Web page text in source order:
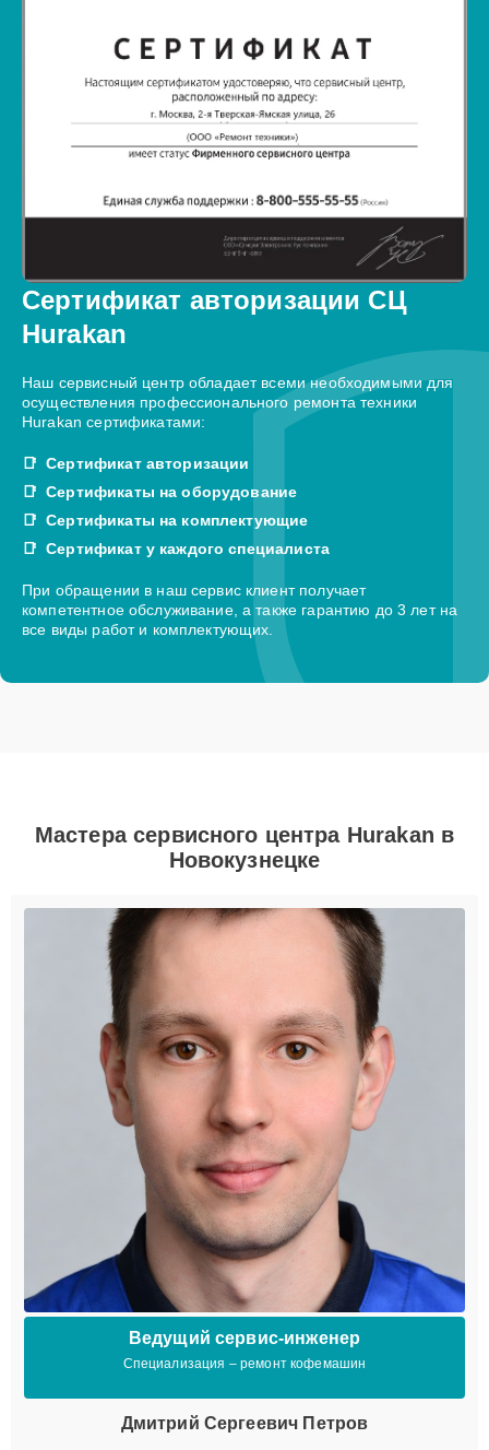
Сертификат авторизации СЦ
Hurakan
Наш сервисный центр обладает всеми необходимыми для
осуществления профессионального ремонта техники
Hurakan сертификатами:
Сертификат авторизации
Сертификаты на оборудование
Сертификаты на комплектующие
Сертификат у каждого специалиста
При обращении в наш сервис клиент получает
компетентное обслуживание, а также гарантию до 3 лет на
все виды работ и комплектующих.
Мастера сервисного центра Hurakan в
Новокузнецке
Ведущий сервис-инженер
Специализация – ремонт кофемашин
Дмитрий Сергеевич Петров